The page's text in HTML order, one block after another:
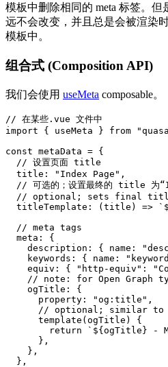
模板中删除相同的 meta 标签。但
远不会改变，并且总是会被渲染
模板中。
组合式 (Composition API)
我们会使用 useMeta composable。
// 在某些.vue 文件中
import
{ useMeta } from
const metaData = {
// 设置页面 title
title : "Index Page" ,
// 可选的；设置最终的 title 为
// optional; sets final title
titleTemplate : ( title ) => `
// meta tags
meta :
{
description : { name :
keywords : { name :
equiv : { "http-equiv" :
// note: for Open Graph
ogTitle :
{
property : "og:title" ,
// optional; similar to
template ( ogTitle )
{
return
` ${ ogTitle } -
} ,
} ,
} ,